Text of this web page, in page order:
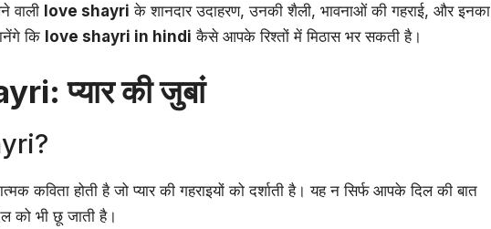
वाली love shayri के शानदार उदाहरण, उनकी शैली, भावनाओं की गहराई, और इनका
कि love shayri in hindi कैसे आपके रिश्तों में मिठास भर सकती है।
प्यार की जुबां
कविता होती है जो प्यार की गहराइयों को दर्शाती है। यह न सिर्फ आपके दिल की बात
को भी छू जाती है।